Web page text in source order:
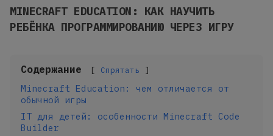
MINECRAFT EDUCATION: КАК НАУЧИТЬ
РЕБЁНКА ПРОГРАММИРОВАНИЮ ЧЕРЕЗ ИГРУ
Содержание Спрятать
Minecraft Education: чем отличается от
обычной игры
IT для детей: особенности Minecraft Code
Builder